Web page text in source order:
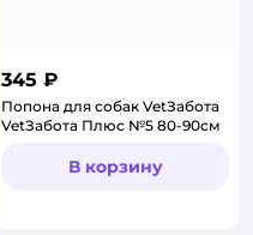
345 ₽
Попона для собак VetЗабота
VetЗабота Плюс №5 80-90см
В корзину